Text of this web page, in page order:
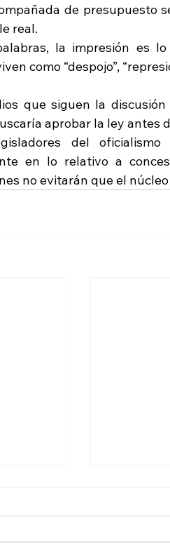
de presupuesto
real.
la impresión es
como “despojo”,
que siguen la
aprobar la ley antes
del
en lo relativo a
no evitarán que el